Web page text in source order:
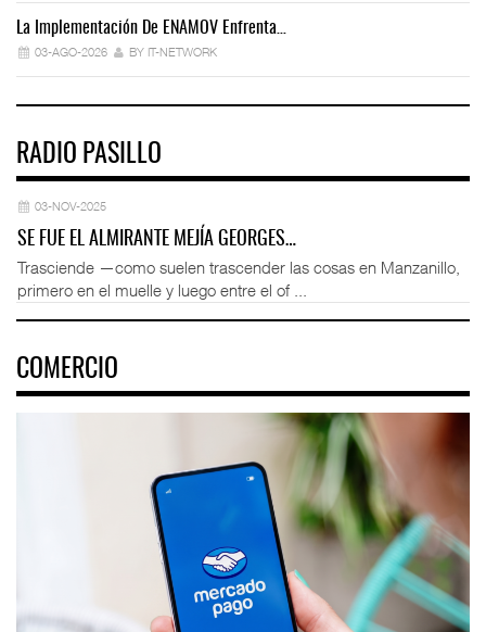
La Implementación De ENAMOV Enfrenta…
03-AGO-2026 BY IT-NETWORK
RADIO PASILLO
03-NOV-2025
SE FUE EL ALMIRANTE MEJÍA GEORGES…
Trasciende —como suelen trascender las cosas en Manzanillo,
primero en el muelle y luego entre el of ...
COMERCIO